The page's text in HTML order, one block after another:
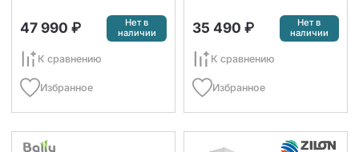
47 990 ₽
Нет в
наличии
К сравнению
Избранное
35 490 ₽
Нет в
наличии
К сравнению
Избранное